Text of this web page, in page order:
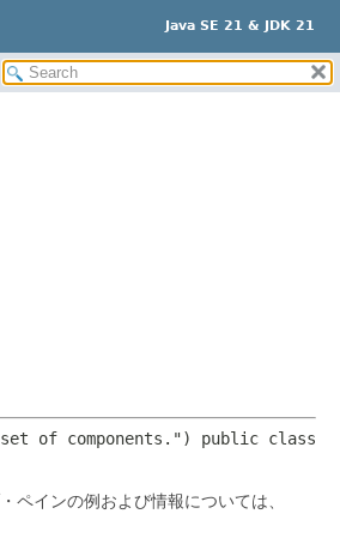
Java SE 21 & JDK 21
of components.")
ペインの例および情報については、